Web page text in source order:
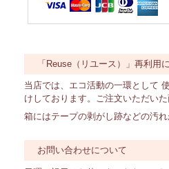
「Reuse（リユース）」再利用
当店では、エコ活動の一環として
けしております。ご注文いただい
箱にはテープの剥がし跡などの汚
お問い合わせについて